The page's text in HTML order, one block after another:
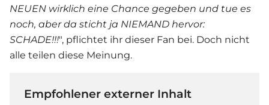
NEUEN wirklich eine Chance gegeben und tue es
noch, aber da sticht ja NIEMAND hervor:
SCHADE!!!", pflichtet ihr dieser Fan bei. Doch nicht
alle teilen diese Meinung.
Empfohlener externer Inhalt